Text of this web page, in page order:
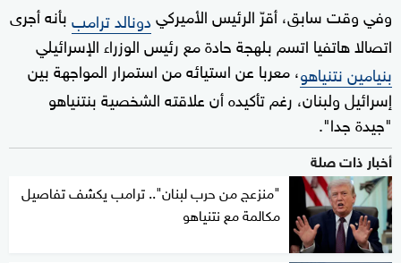
وفي وقت سابق، أقرّ الرئيس الأميركيدونالد ترامببأنه أجرى
اتصالا هاتفيا اتسم بلهجة حادة مع رئيس الوزراء الإسرائيلي
بنيامين نتنياهو، معربا عن استيائه من استمرار المواجهة بين
إسرائيل ولبنان، رغم تأكيده أن علاقته الشخصية بنتنياهو
"جيدة جدا".
أخبار ذات صلة
"منزعج من حرب لبنان".. ترامب يكشف تفاصيل
مكالمة مع نتنياهو